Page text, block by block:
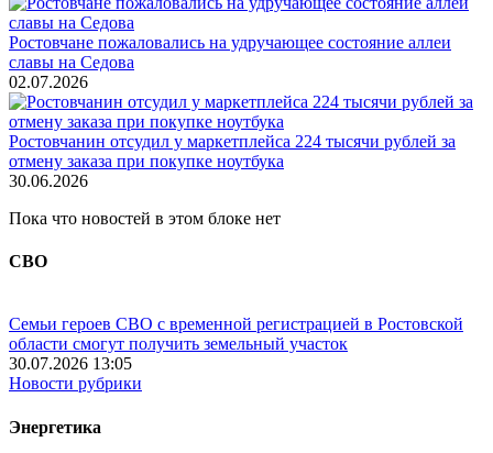
Ростовчане пожаловались на удручающее состояние аллеи
славы на Седова
02.07.2026
Ростовчанин отсудил у маркетплейса 224 тысячи рублей за
отмену заказа при покупке ноутбука
30.06.2026
Пока что новостей в этом блоке нет
СВО
Семьи героев СВО с временной регистрацией в Ростовской
области смогут получить земельный участок
30.07.2026 13:05
Новости рубрики
Энергетика